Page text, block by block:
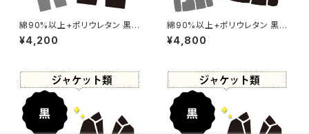
綿90%以上+ポリウレタン 黒染
め パンツ 【元色：ブラウン系】 -
染め直し[漆黒 - Black]504-0
¥4,200
綿90%以上+ポリウレタン 黒染
め ジャケット 【元色：ブラウン
系】 -染め直し[漆黒 - Black]5
¥4,800